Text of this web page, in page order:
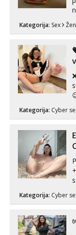
Kategorija: Sex
Kategorija: Cyber
Kategorija: Cyber